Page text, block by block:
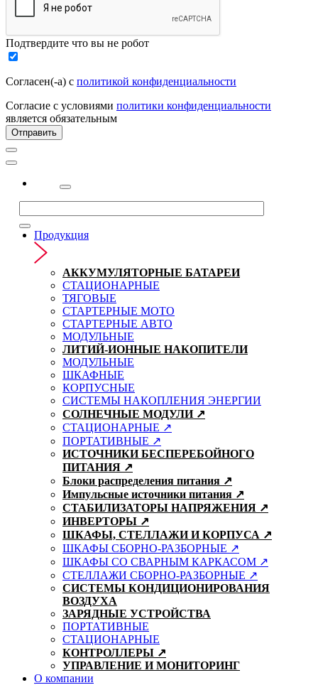
Подтвердите что вы не робот
Согласен(-а) с политикой конфиденциальности
Согласие с условиями политики конфиденциальности
является обязательным
Отправить
Продукция
АККУМУЛЯТОРНЫЕ БАТАРЕИ
СТАЦИОНАРНЫЕ
ТЯГОВЫЕ
СТАРТЕРНЫЕ МОТО
СТАРТЕРНЫЕ АВТО
МОДУЛЬНЫЕ
ЛИТИЙ-ИОННЫЕ НАКОПИТЕЛИ
МОДУЛЬНЫЕ
ШКАФНЫЕ
КОРПУСНЫЕ
СИСТЕМЫ НАКОПЛЕНИЯ ЭНЕРГИИ
СОЛНЕЧНЫЕ МОДУЛИ ↗
СТАЦИОНАРНЫЕ ↗
ПОРТАТИВНЫЕ ↗
ИСТОЧНИКИ БЕСПЕРЕБОЙНОГО
ПИТАНИЯ ↗
Блоки распределения питания ↗
Импульсные источники питания ↗
СТАБИЛИЗАТОРЫ НАПРЯЖЕНИЯ ↗
ИНВЕРТОРЫ ↗
ШКАФЫ, СТЕЛЛАЖИ И КОРПУСА ↗
ШКАФЫ СБОРНО-РАЗБОРНЫЕ ↗
ШКАФЫ СО СВАРНЫМ КАРКАСОМ ↗
СТЕЛЛАЖИ СБОРНО-РАЗБОРНЫЕ ↗
СИСТЕМЫ КОНДИЦИОНИРОВАНИЯ
ВОЗДУХА
ЗАРЯДНЫЕ УСТРОЙСТВА
ПОРТАТИВНЫЕ
СТАЦИОНАРНЫЕ
КОНТРОЛЛЕРЫ ↗
УПРАВЛЕНИЕ И МОНИТОРИНГ
О компании